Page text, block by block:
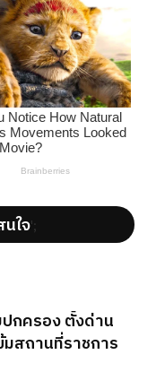
ใจ';
กครอง ตั้งด่าน
มสถานที่ราชการ